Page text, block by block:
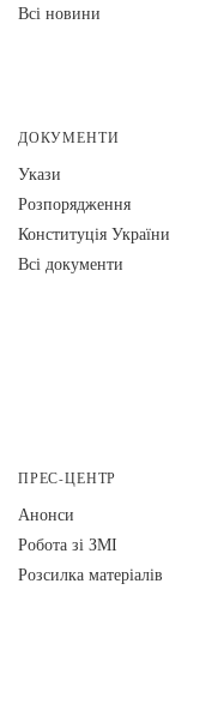
Всі новини
ДОКУМЕНТИ
Укази
Розпорядження
Конституція України
Всі документи
ПРЕС-ЦЕНТР
Анонси
Робота зі ЗМІ
Розсилка матеріалів